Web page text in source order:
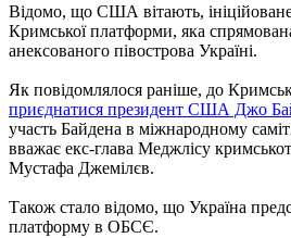
Відомо, що США вітають,
Кримської платформи, яка
анексованого півострова Україні.
Як повідомлялося раніше, до
приєднатися президент США Джо
участь Байдена в міжнародному
вважає екс-глава Меджлісу
Мустафа Джемілєв.
Також стало відомо, що Україна
платформу в ОБСЄ.